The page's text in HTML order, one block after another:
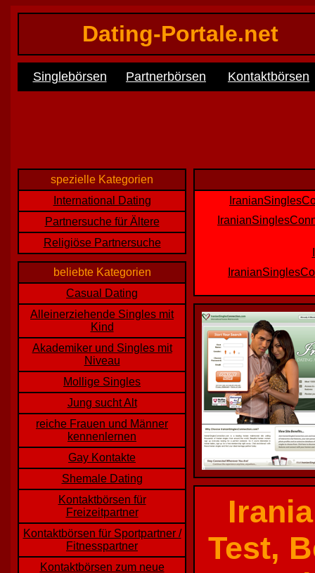
Dating-Portale.net
Singlebörsen Partnerbörsen Kontaktbörsen
spezielle Kategorien
International Dating
Partnersuche für Ältere
Religiöse Partnersuche
beliebte Kategorien
Casual Dating
Alleinerziehende Singles mit
Kind
Akademiker und Singles mit
Niveau
Mollige Singles
Jung sucht Alt
reiche Frauen und Männer
kennenlernen
Gay Kontakte
Shemale Dating
Kontaktbörsen für
Freizeitpartner
Kontaktbörsen für Sportpartner /
Fitnesspartner
Kontaktbörsen zum neue
Test,